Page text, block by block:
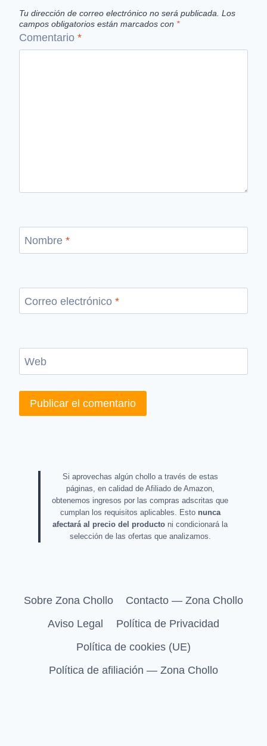
Tu dirección de correo electrónico no será publicada. Los
campos obligatorios están marcados con *
Comentario *
Nombre *
Correo electrónico *
Web
Si aprovechas algún chollo a través de estas
páginas, en calidad de Afiliado de Amazon,
obtenemos ingresos por las compras adscritas que
cumplan los requisitos aplicables. Esto nunca
afectará al precio del producto ni condicionará la
selección de las ofertas que analizamos.
Sobre Zona Chollo
Contacto — Zona Chollo
Aviso Legal
Política de Privacidad
Política de cookies (UE)
Política de afiliación — Zona Chollo